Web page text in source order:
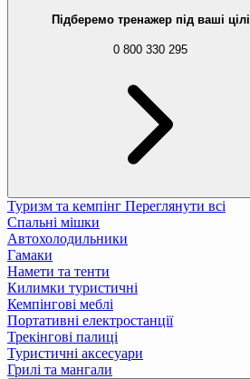
Підберемо тренажер під ваші цілі
0 800 330 295
Туризм та кемпінг Переглянути всі
Спальні мішки
Автохолодильники
Гамаки
Намети та тенти
Килимки туристичні
Кемпінгові меблі
Портативні електростанції
Трекінгові палиці
Туристичні аксесуари
Грилі та мангали